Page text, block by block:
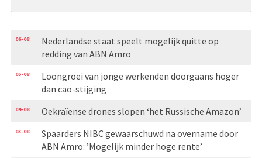
06-08
Nederlandse staat speelt mogelijk quitte op
redding van ABN Amro
05-08
Loongroei van jonge werkenden doorgaans hoger
dan cao-stijging
04-08 Oekraïense drones slopen ‘het Russische Amazon’
03-08
Spaarders NIBC gewaarschuwd na overname door
ABN Amro: ’Mogelijk minder hoge rente’